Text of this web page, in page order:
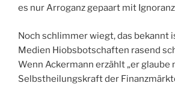
es nur Arroganz gepaart mit
Noch schlimmer wiegt, das bekannt
Medien Hiobsbotschaften rasend
Wenn Ackermann erzählt „er glaube
Selbstheilungskraft der